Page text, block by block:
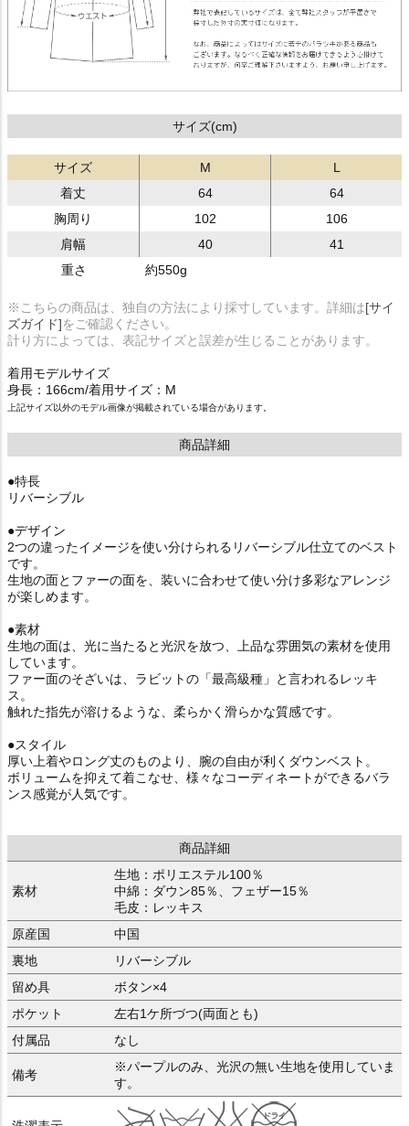
サイズ(cm)
サイズ M
L
着丈
64
64
胸周り
102
106
肩幅
40
41
重さ
約550g
※こちらの商品は、独自の方法により採寸しています。詳細は[サイ
ズガイド]をご確認ください。
計り方によっては、表記サイズと誤差が生じることがあります。
着用モデルサイズ
身長：166cm/着用サイズ：M
上記サイズ以外のモデル画像が掲載されている場合があります。
商品詳細
●特長
リバーシブル
●デザイン
2つの違ったイメージを使い分けられるリバーシブル仕立てのベスト
です。
生地の面とファーの面を、装いに合わせて使い分け多彩なアレンジ
が楽しめます。
●素材
生地の面は、光に当たると光沢を放つ、上品な雰囲気の素材を使用
しています。
ファー面のそざいは、ラビットの「最高級種」と言われるレッキ
ス。
触れた指先が溶けるような、柔らかく滑らかな質感です。
●スタイル
厚い上着やロング丈のものより、腕の自由が利くダウンベスト。
ボリュームを抑えて着こなせ、様々なコーディネートができるバラ
ンス感覚が人気です。
商品詳細
素材
生地：ポリエステル100％
中綿：ダウン85％、フェザー15％
毛皮：レッキス
原産国
中国
裏地
リバーシブル
留め具
ボタン×4
ポケット
左右1ケ所づつ(両面とも)
付属品
なし
備考
※パープルのみ、光沢の無い生地を使用していま
す。